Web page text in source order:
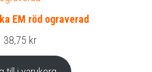
EM röd ograverad
38,75 kr